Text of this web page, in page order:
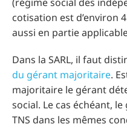
cotisation est d’environ
aussi en partie
Dans la SARL, il faut
du gérant majoritaire.
majoritaire le gérant
social. Le cas échéant,
TNS dans les mêmes